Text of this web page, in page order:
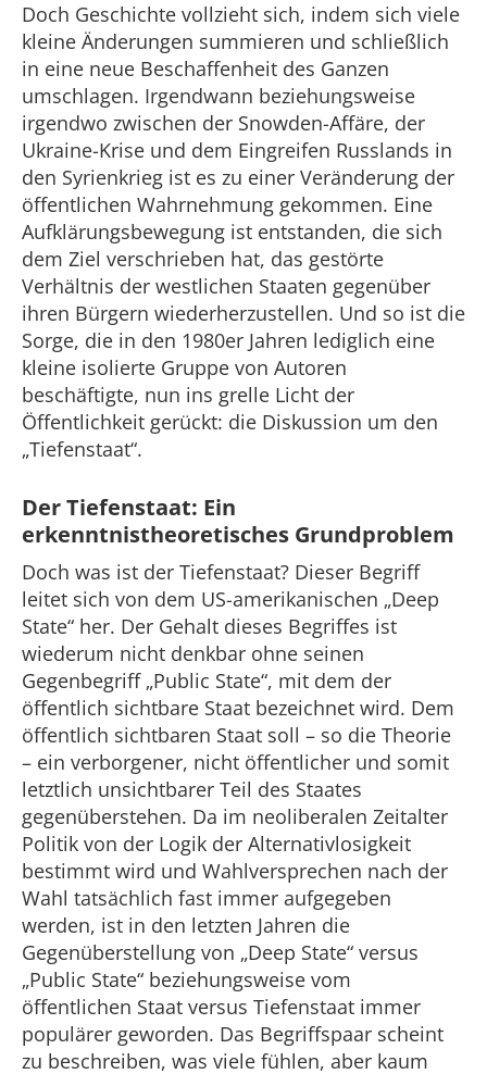
Doch Geschichte vollzieht sich, indem sich viele
kleine Änderungen summieren und schließlich
in eine neue Beschaffenheit des Ganzen
umschlagen. Irgendwann beziehungsweise
irgendwo zwischen der Snowden-Affäre, der
Ukraine-Krise und dem Eingreifen Russlands in
den Syrienkrieg ist es zu einer Veränderung der
öffentlichen Wahrnehmung gekommen. Eine
Aufklärungsbewegung ist entstanden, die sich
dem Ziel verschrieben hat, das gestörte
Verhältnis der westlichen Staaten gegenüber
ihren Bürgern wiederherzustellen. Und so ist die
Sorge, die in den 1980er Jahren lediglich eine
kleine isolierte Gruppe von Autoren
beschäftigte, nun ins grelle Licht der
Öffentlichkeit gerückt: die Diskussion um den
„Tiefenstaat“.
Der Tiefenstaat: Ein
erkenntnistheoretisches Grundproblem
Doch was ist der Tiefenstaat? Dieser Begriff
leitet sich von dem US-amerikanischen „Deep
State“ her. Der Gehalt dieses Begriffes ist
wiederum nicht denkbar ohne seinen
Gegenbegriff „Public State“, mit dem der
öffentlich sichtbare Staat bezeichnet wird. Dem
öffentlich sichtbaren Staat soll – so die Theorie
– ein verborgener, nicht öffentlicher und somit
letztlich unsichtbarer Teil des Staates
gegenüberstehen. Da im neoliberalen Zeitalter
Politik von der Logik der Alternativlosigkeit
bestimmt wird und Wahlversprechen nach der
Wahl tatsächlich fast immer aufgegeben
werden, ist in den letzten Jahren die
Gegenüberstellung von „Deep State“ versus
„Public State“ beziehungsweise vom
öffentlichen Staat versus Tiefenstaat immer
populärer geworden. Das Begriffspaar scheint
zu beschreiben, was viele fühlen, aber kaum